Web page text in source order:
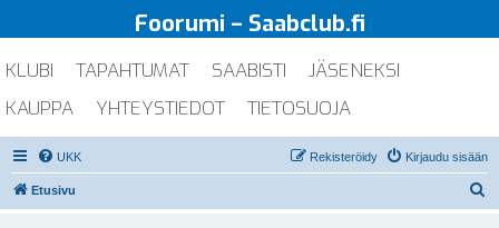
Foorumi – Saabclub.fi
KLUBI TAPAHTUMAT SAABISTI
JÄSENEKSI
KAUPPA
YHTEYSTIEDOT TIETOSUOJA
UKK Kirjaudu sisään
Rekisteröidy
Etusivu